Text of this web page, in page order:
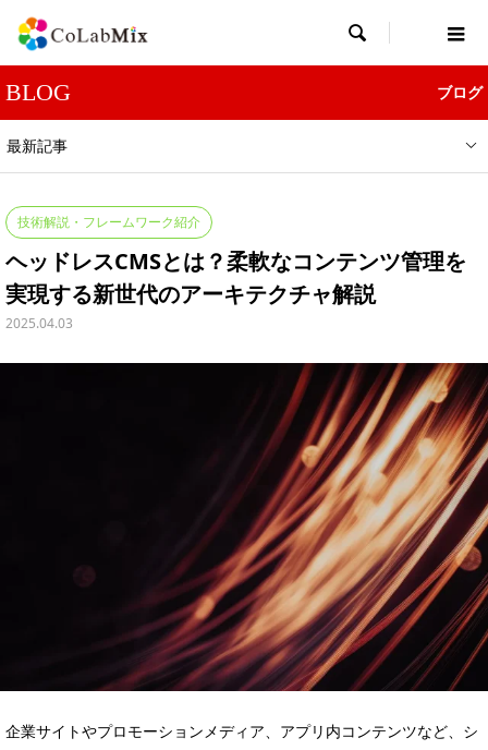

BLOG ブログ
最新記事
技術解説・フレームワーク紹介
ヘッドレスCMSとは？柔軟なコンテンツ管理を
実現する新世代のアーキテクチャ解説
2025.04.03
企業サイトやプロモーションメディア、アプリ内コンテンツなど、シ